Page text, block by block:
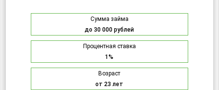
Сумма займа
до 30 000 рублей
Процентная ставка
1%
Возраст
от 23 лет